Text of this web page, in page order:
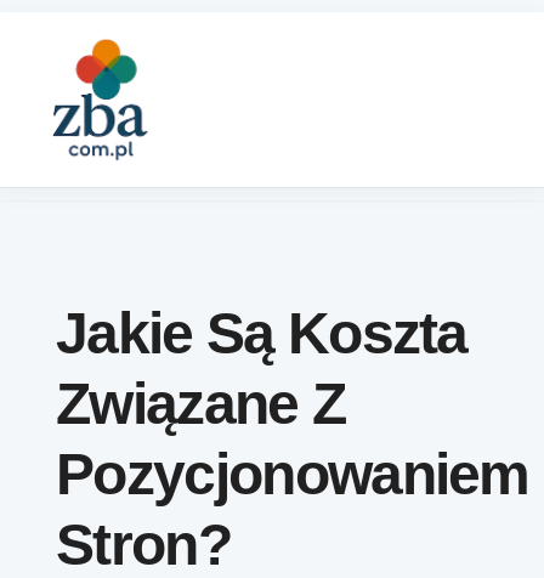
Jakie Są Koszta
Związane Z
Pozycjonowaniem
Stron?